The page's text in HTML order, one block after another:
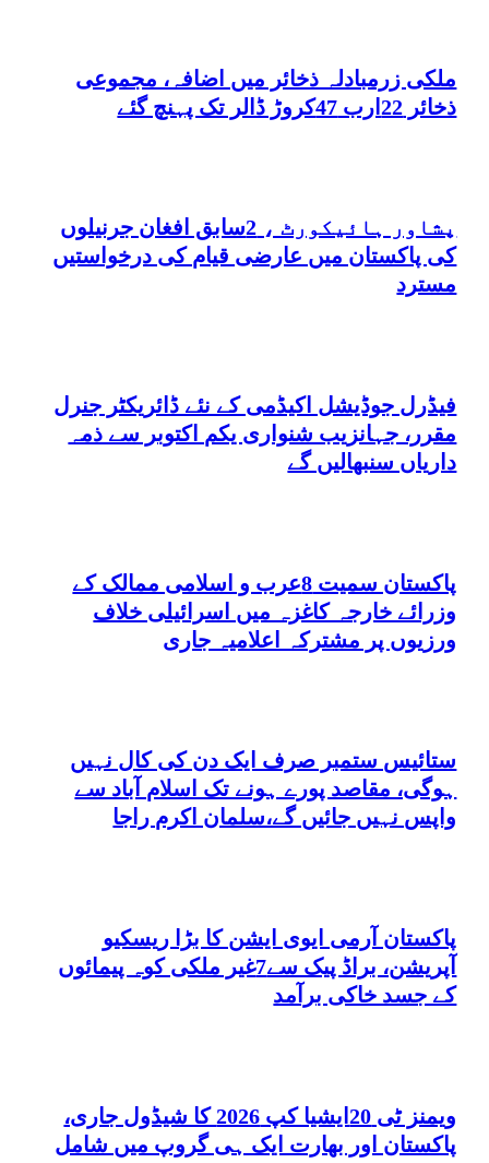
ملکی زرمبادلہ ذخائر میں اضافہ، مجموعی
ذخائر 22ارب 47کروڑ ڈالر تک پہنچ گئے
پشاور ہائیکورٹ ، 2سابق افغان جرنیلوں
کی پاکستان میں عارضی قیام کی درخواستیں
مسترد
فیڈرل جوڈیشل اکیڈمی کے نئے ڈائریکٹر جنرل
مقرر، جہانزیب شنواری یکم اکتوبر سے ذمہ
داریاں سنبھالیں گے
پاکستان سمیت 8عرب و اسلامی ممالک کے
وزرائے خارجہ کاغزہ میں اسرائیلی خلاف
ورزیوں پر مشترکہ اعلامیہ جاری
ستائیس ستمبر صرف ایک دن کی کال نہیں
ہوگی، مقاصد پورے ہونے تک اسلام آباد سے
واپس نہیں جائیں گے،سلمان اکرم راجا
پاکستان آرمی ایوی ایشن کا بڑا ریسکیو
آپریشن، براڈ پیک سے7غیر ملکی کوہ پیمائوں
کے جسد خاکی برآمد
ویمنز ٹی 20ایشیا کپ 2026 کا شیڈول جاری،
پاکستان اور بھارت ایک ہی گروپ میں شامل